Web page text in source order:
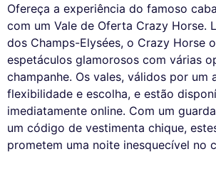
Ofereça a experiência do famoso
com um Vale de Oferta Crazy Horse.
dos Champs-Elysées, o Crazy Horse
espetáculos glamorosos com várias
champanhe. Os vales, válidos por um
flexibilidade e escolha, e estão
imediatamente online. Com um
um código de vestimenta chique,
prometem uma noite inesquecível no